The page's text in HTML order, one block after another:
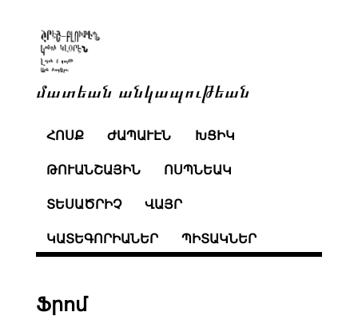
մատեան անկապութեան
ՀՈՍՔ ԺԱՊԱՒԷՆ ԽՑԻԿ
ԹՈՒԱՆՇԱՅԻՆ ՈՍՊՆԵԱԿ
ՏԵՍԱԾՐԻՉ ՎԱՅՐ
ԿԱՏԵԳՈՐԻԱՆԵՐ ՊԻՏԱԿՆԵՐ
Ֆրոմ